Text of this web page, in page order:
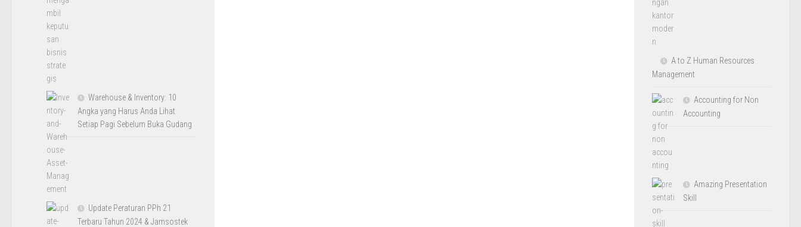
Warehouse & Inventory: 10
Angka yang Harus Anda Lihat
Setiap Pagi Sebelum Buka Gudang
Update Peraturan PPh 21
Terbaru Tahun 2024 & Jamsostek
A to Z Human Resources
Management
Accounting for Non
Accounting
Amazing Presentation
Skill